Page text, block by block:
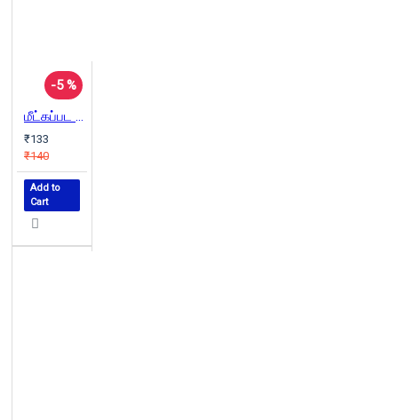
-5 %
மீட்கப்பட வேண்டிய தேவசேனாக்கள்
₹133
₹140
Add to
Cart